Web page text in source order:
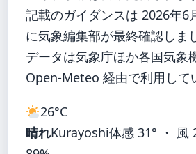
記載のガイダンスは 2026年6
に気象編集部が最終確認しま
データは気象庁ほか各国気象
Open-Meteo 経由で利用して
26°C
晴れKurayoshi体感 31° ・ 風